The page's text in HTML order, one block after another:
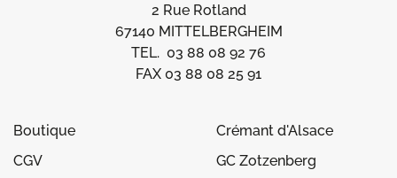
2 Rue Rotland
67140 MITTELBERGHEIM
TEL. 03 88 08 92 76
FAX 03 88 08 25 91
Boutique
CGV
Crémant d'Alsace
GC Zotzenberg